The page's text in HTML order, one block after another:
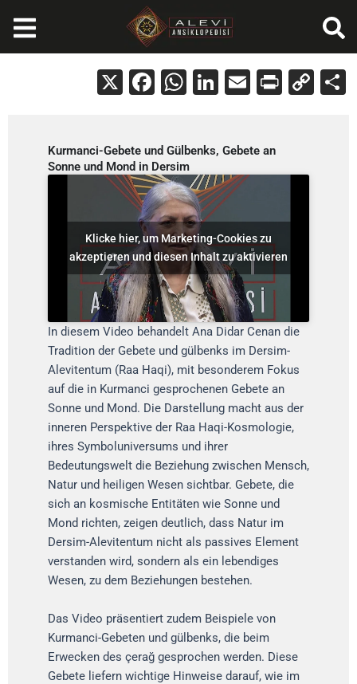
Inhalt
X Facebook
WhatsApp
LinkedIn
EmailPrint
Kurmanci-Gebete und Gülbenks, Gebete an
Sonne und Mond in Dersim
Klicke hier, um Marketing-Cookies zu
akzeptieren und diesen Inhalt zu aktivieren
In diesem Video behandelt Ana Didar Cenan die
Tradition der Gebete und gülbenks im Dersim-
Alevitentum (Raa Haqi), mit besonderem Fokus
auf die in Kurmanci gesprochenen Gebete an
Sonne und Mond. Die Darstellung macht aus der
inneren Perspektive der Raa Haqi-Kosmologie,
ihres Symboluniversums und ihrer
Bedeutungswelt die Beziehung zwischen Mensch,
Natur und heiligen Wesen sichtbar. Gebete, die
sich an kosmische Entitäten wie Sonne und
Mond richten, zeigen deutlich, dass Natur im
Dersim-Alevitentum nicht als passives Element
verstanden wird, sondern als ein lebendiges
Wesen, zu dem Beziehungen bestehen.
Das Video präsentiert zudem Beispiele von
Kurmanci-Gebeten und gülbenks, die beim
Erwecken des çerağ gesprochen werden. Diese
Gebete liefern wichtige Hinweise darauf, wie im